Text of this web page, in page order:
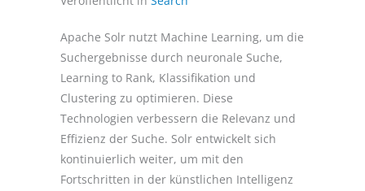
Apache Solr nutzt Machine Learning, um die
Suchergebnisse durch neuronale Suche,
Learning to Rank, Klassifikation und
Clustering zu optimieren. Diese
Technologien verbessern die Relevanz und
Effizienz der Suche. Solr entwickelt sich
kontinuierlich weiter, um mit den
Fortschritten in der künstlichen Intelligenz